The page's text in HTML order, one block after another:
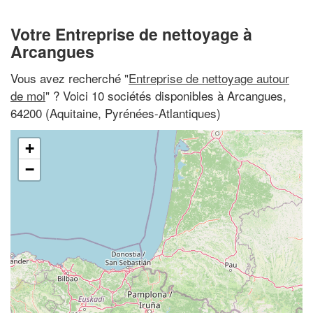
Votre Entreprise de nettoyage à
Arcangues
Vous avez recherché "Entreprise de nettoyage autour
de moi" ? Voici 10 sociétés disponibles à Arcangues,
64200 (Aquitaine, Pyrénées-Atlantiques)
+
−